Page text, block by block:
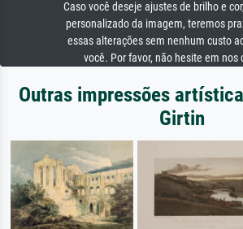
Caso você deseje ajustes de brilho e
personalizado da imagem, teremos
essas alterações sem nenhum custo
você. Por favor, não hesite em nos
Outras impressões
Girtin